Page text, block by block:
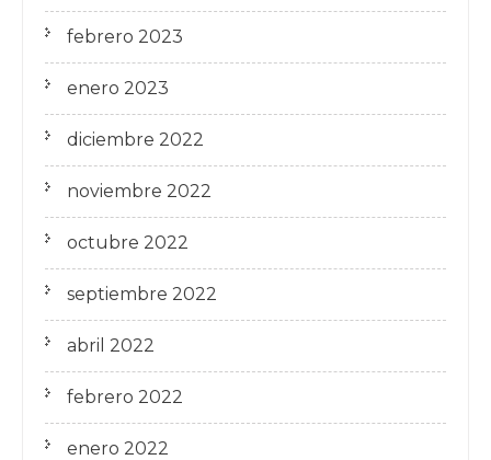
febrero 2023
enero 2023
diciembre 2022
noviembre 2022
octubre 2022
septiembre 2022
abril 2022
febrero 2022
enero 2022